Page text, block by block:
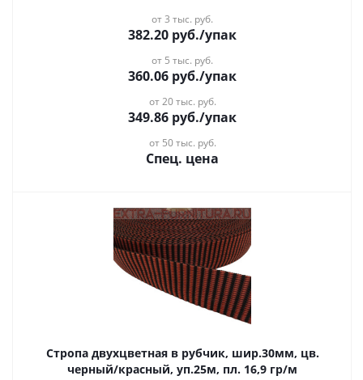
от 3 тыс. руб.
382.20 руб./упак
от 5 тыс. руб.
360.06 руб./упак
от 20 тыс. руб.
349.86 руб./упак
от 50 тыс. руб.
Спец. цена
Стропа двухцветная в рубчик, шир.30мм, цв.
черный/красный, уп.25м, пл. 16,9 гр/м